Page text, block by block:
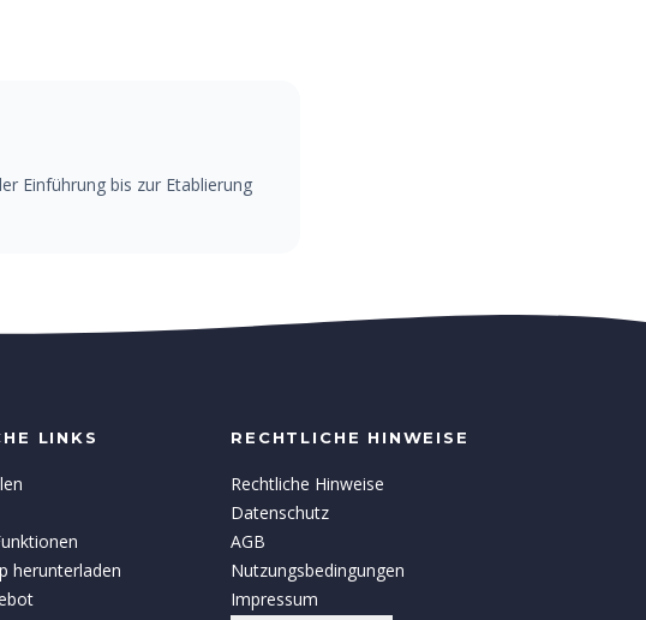
Einführung bis zur Etablierung
LINKS
herunterladen
RECHTLICHE HINWEISE
Rechtliche Hinweise
Datenschutz
AGB
Nutzungsbedingungen
Impressum